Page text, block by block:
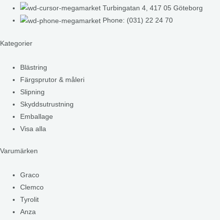
Turbingatan 4, 417 05 Göteborg
Phone: (031) 22 24 70
Kategorier
Blästring
Färgsprutor & måleri
Slipning
Skyddsutrustning
Emballage
Visa alla
Varumärken
Graco
Clemco
Tyrolit
Anza